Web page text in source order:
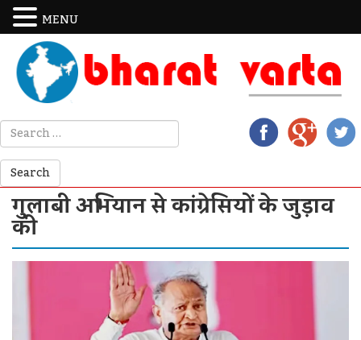
गुलाबी अभियान से कांग्रेसियों के जुड़ाव
की
MENU